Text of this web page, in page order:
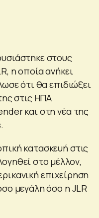
στους
η οποία ανήκει
ότι θα επιδιώξει
στις ΗΠΑ
και στη νέα της
κατασκευή στις
στο μέλλον,
επιχείρηση
μεγάλη όσο η JLR